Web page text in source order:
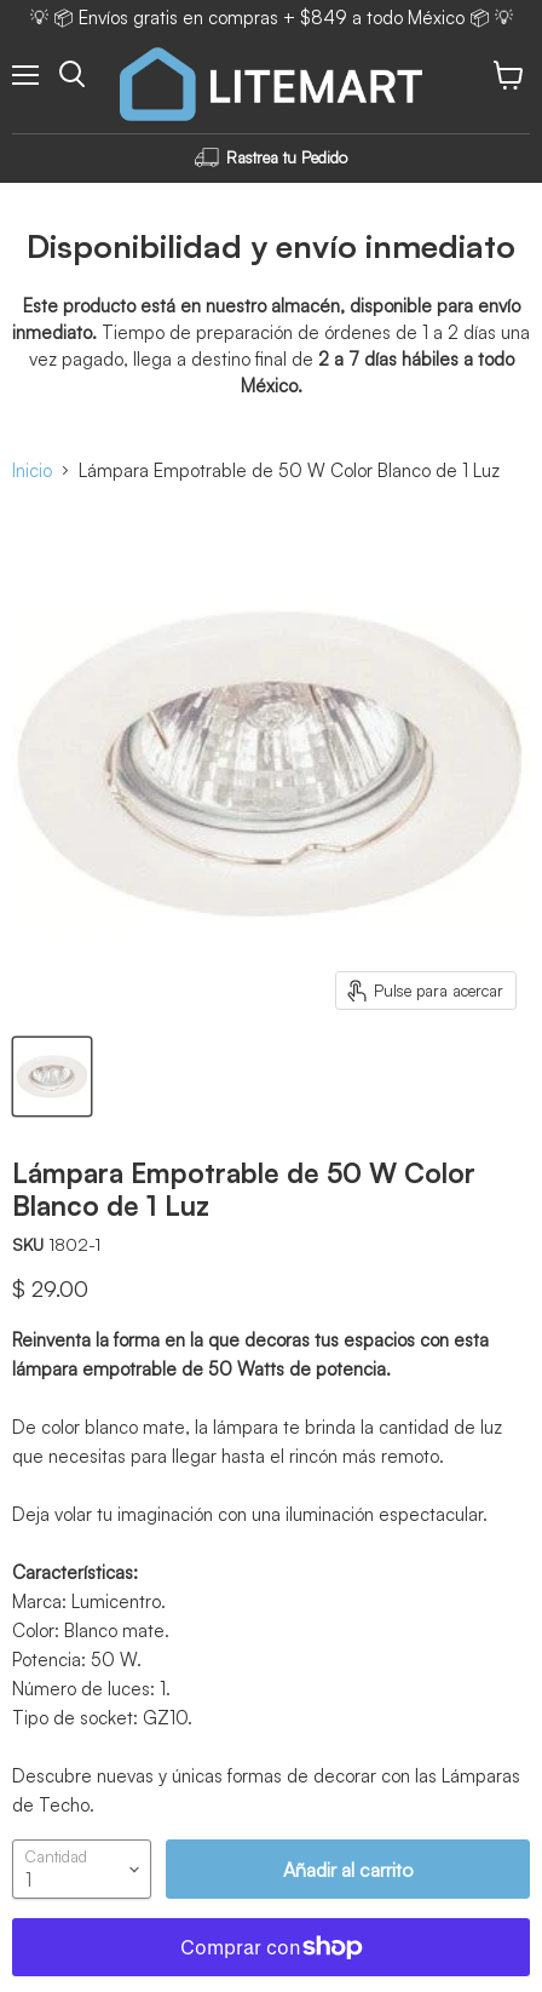
💡 📦 Envíos gratis en compras + $849 a todo México 📦 💡
Rastrea tu Pedido
Disponibilidad y envío inmediato
Este producto está en nuestro almacén, disponible para envío
inmediato. Tiempo de preparación de órdenes de 1 a 2 días una
vez pagado, llega a destino final de 2 a 7 días hábiles a todo
México.
Inicio Lámpara Empotrable de 50 W Color Blanco de 1 Luz
Pulse para acercar
Lámpara Empotrable de 50 W Color
Blanco de 1 Luz
SKU 1802-1
Precio actual
$ 29.00
Reinventa la forma en la que decoras tus espacios con esta
lámpara empotrable de 50 Watts de potencia.
De color blanco mate, la lámpara te brinda la cantidad de luz
que necesitas para llegar hasta el rincón más remoto.
Deja volar tu imaginación con una iluminación espectacular.
Características:
Marca: Lumicentro.
Color: Blanco mate.
Potencia: 50 W.
Número de luces: 1.
Tipo de socket: GZ10.
Descubre nuevas y únicas formas de decorar con las Lámparas
de Techo.
Cantidad
Añadir al carrito